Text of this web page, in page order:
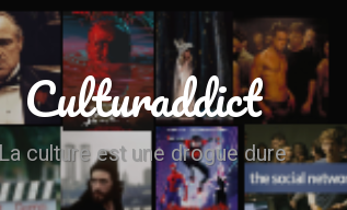
Culturaddict
La culture est une drogue dure